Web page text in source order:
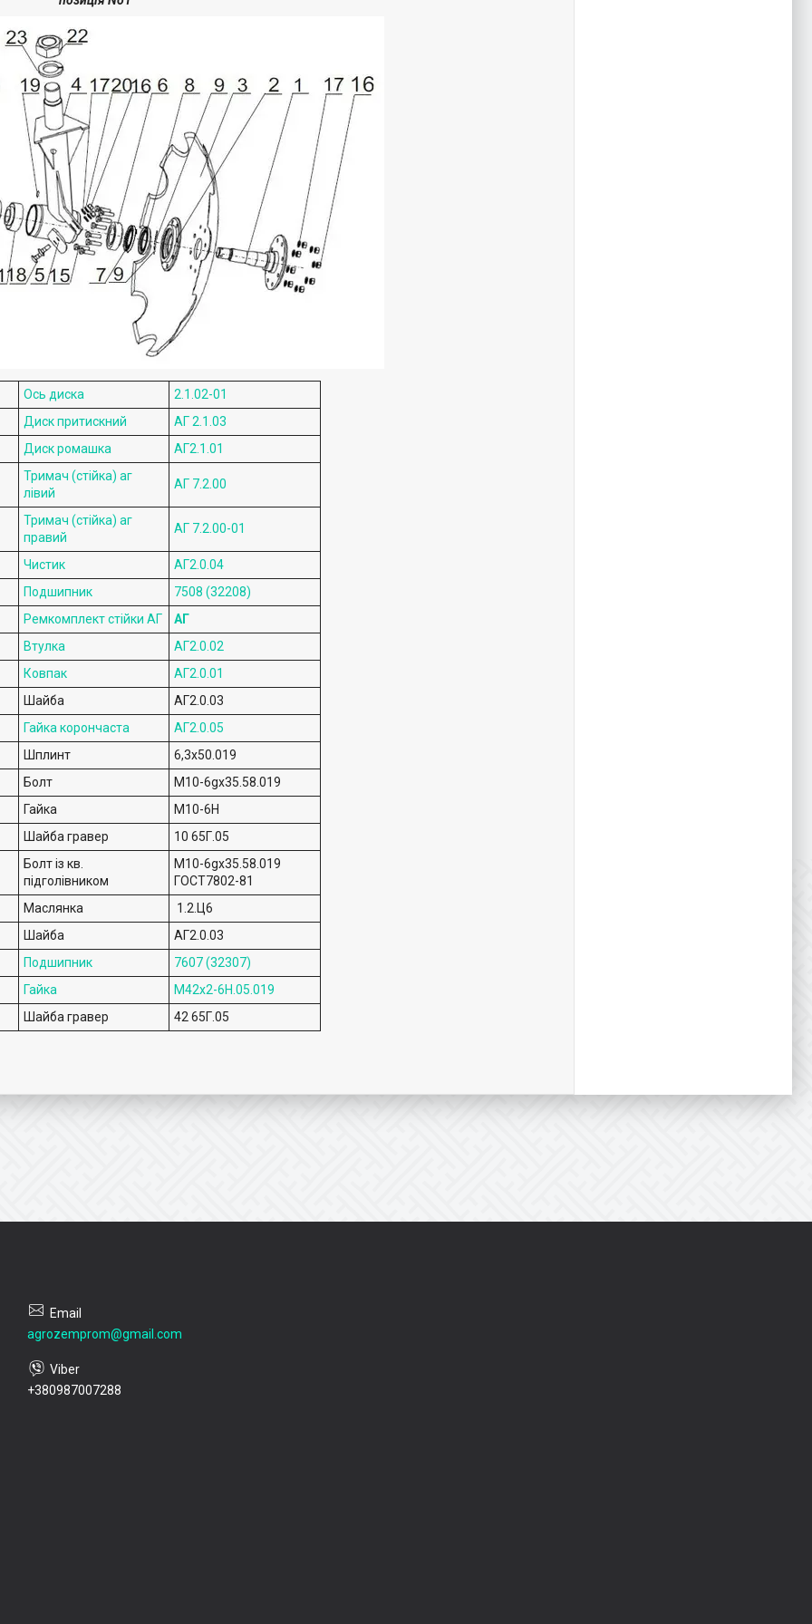
Ось диска
2.1.02-01
Диск притискний
АГ 2.1.03
Диск ромашка
АГ2.1.01
Тримач (стійка) аг
лівий
АГ 7.2.00
Тримач (стійка) аг
правий
АГ 7.2.00-01
Чистик
АГ2.0.04
Подшипник
7508 (32208)
Ремкомплект стійки АГ
АГ
Втулка
АГ2.0.02
Ковпак
АГ2.0.01
Шайба
АГ2.0.03
Гайка корончаста
АГ2.0.05
Шплинт
6,3х50.019
Болт
М10-6gх35.58.019
Гайка
М10-6H
Шайба гравер
10 65Г.05
Болт із кв.
підголівником
М10-6gх35.58.019
ГОСТ7802-81
Маслянка
1.2.Ц6
Шайба
АГ2.0.03
Подшипник
7607 (32307)
Гайка
М42х2-6H.05.019
Шайба гравер
42 65Г.05
agrozemprom@gmail.com
+380987007288